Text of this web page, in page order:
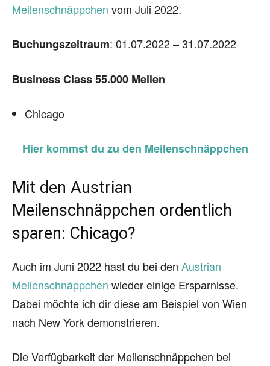
Meilenschnäppchen vom Juli 2022.
Buchungszeitraum: 01.07.2022 – 31.07.2022
Business Class 55.000 Meilen
Chicago
Hier kommst du zu den Meilenschnäppchen
Mit den Austrian
Meilenschnäppchen ordentlich
sparen: Chicago?
Auch im Juni 2022 hast du bei den Austrian
Meilenschnäppchen wieder einige Ersparnisse.
Dabei möchte ich dir diese am Beispiel von Wien
nach New York demonstrieren.
Die Verfügbarkeit der Meilenschnäppchen bei